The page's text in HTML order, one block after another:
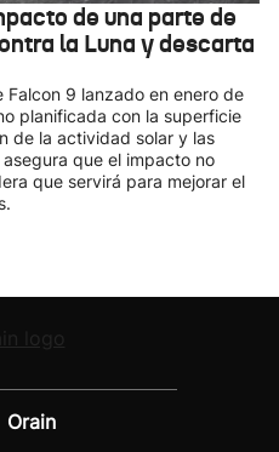
de una parte de
la Luna y descarta
9 lanzado en enero de
planificada con la superficie
de la actividad solar y las
que el impacto no
que servirá para mejorar el
Orain